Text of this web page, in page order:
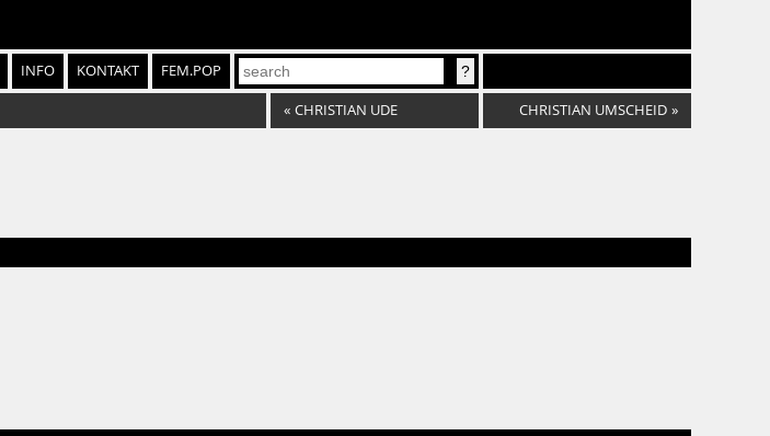
INFO KONTAKT FEM.POP
« CHRISTIAN UDE CHRISTIAN UMSCHEID »